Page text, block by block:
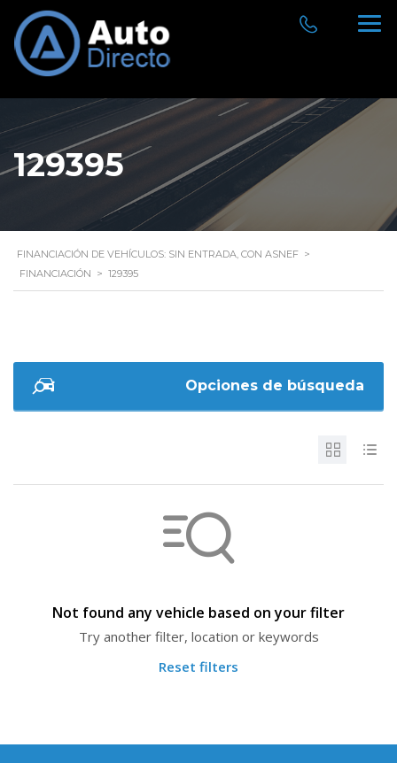
129395
FINANCIACIÓN DE VEHÍCULOS: SIN ENTRADA, CON ASNEF >
FINANCIACIÓN > 129395
Opciones de búsqueda
Not found any vehicle based on your filter
Try another filter, location or keywords
Reset filters